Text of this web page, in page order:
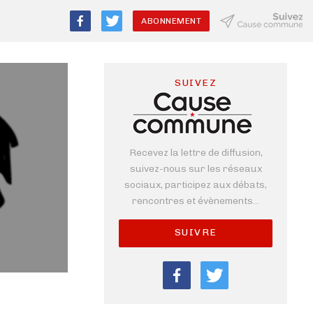
ABONNEMENT
SUIVEZ
Recevez la lettre de diffusion,
suivez-nous sur les réseaux
sociaux, participez aux débats,
rencontres et évènements...
SUIVRE